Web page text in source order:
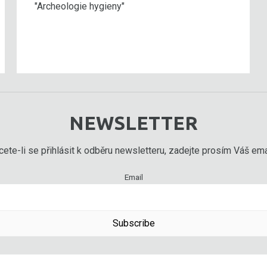
"Archeologie hygieny"
NEWSLETTER
li se přihlásit k odběru newsletteru, zadejte prosím Váš
Email
Subscribe